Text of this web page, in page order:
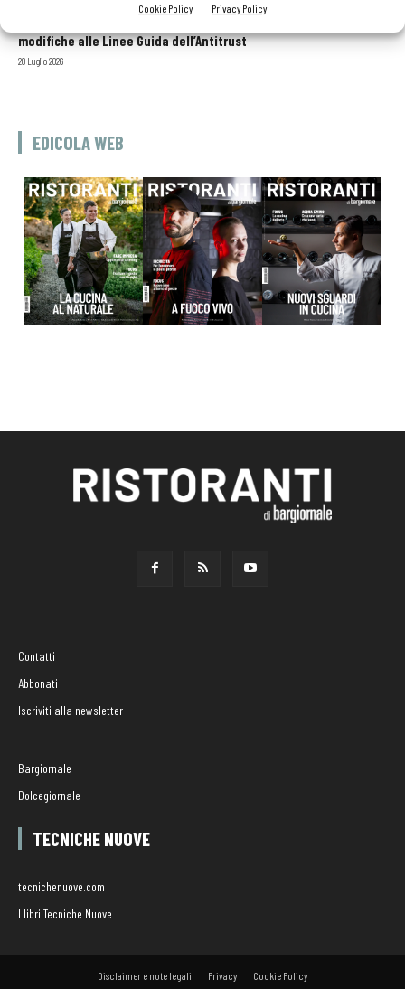
Cookie Policy Privacy Policy
modifiche alle Linee Guida dell’Antitrust
20 Luglio 2026
EDICOLA WEB
Contatti
Abbonati
Iscriviti alla newsletter
Bargiornale
Dolcegiornale
TECNICHE NUOVE
tecnichenuove.com
I libri Tecniche Nuove
Disclaimer e note legali Privacy Cookie Policy